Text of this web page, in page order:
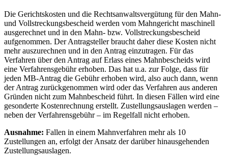
Die Gerichtskosten und die Rechtsanwaltsvergütung für den Mahn-
und Vollstreckungsbescheid werden vom Mahngericht maschinell
ausgerechnet und in den Mahn- bzw. Vollstreckungsbescheid
aufgenommen. Der Antragsteller braucht daher diese Kosten nicht
mehr auszurechnen und in den Antrag einzutragen. Für das
Verfahren über den Antrag auf Erlass eines Mahnbescheids wird
eine Verfahrensgebühr erhoben. Das hat u.a. zur Folge, dass für
jeden MB-Antrag die Gebühr erhoben wird, also auch dann, wenn
der Antrag zurückgenommen wird oder das Verfahren aus anderen
Gründen nicht zum Mahnbescheid führt. In diesen Fällen wird eine
gesonderte Kostenrechnung erstellt. Zustellungsauslagen werden –
neben der Verfahrensgebühr – im Regelfall nicht erhoben.
Ausnahme: Fallen in einem Mahnverfahren mehr als 10
Zustellungen an, erfolgt der Ansatz der darüber hinausgehenden
Zustellungsauslagen.